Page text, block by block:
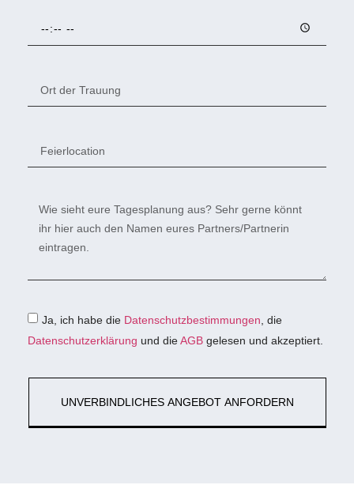
Ja, ich habe die Datenschutzbestimmungen , die
Datenschutzerklärung und dieAGB gelesen und akzeptiert.
UNVERBINDLICHES ANGEBOT ANFORDERN